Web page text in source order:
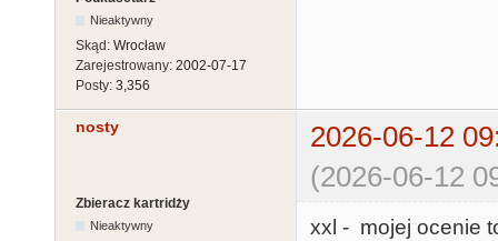
Nieaktywny
Skąd: Wrocław
Zarejestrowany: 2002-07-17
Posty: 3,356
nosty
2026-06-12
(2026-06-12
Zbieracz kartridży
Nieaktywny
xxl - mojej ocenie